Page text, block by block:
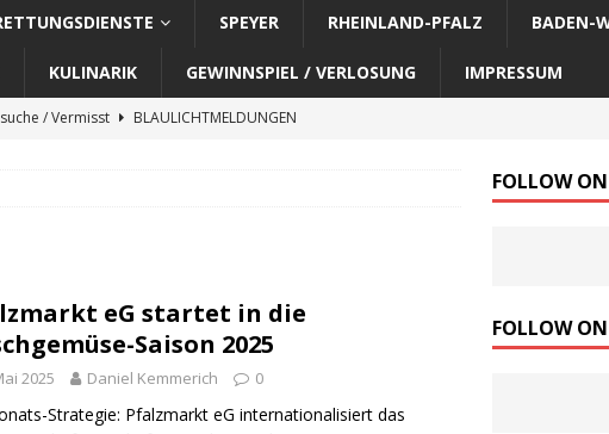
SPEYER RHEINLAND-PFALZ BADEN-
KULINARIK GEWINNSPIEL / VERLOSUNG IMPRESSUM
/ Vermisst
BLAULICHTMELDUNGEN
/ Vermisst
BLAULICHTMELDUNGEN
/ Vermisst
eG startet in die
Saison 2025
2025 Daniel Kemmerich 0
Strategie: Pfalzmarkt eG internationalisiert das
FOLLOW
FOLLOW